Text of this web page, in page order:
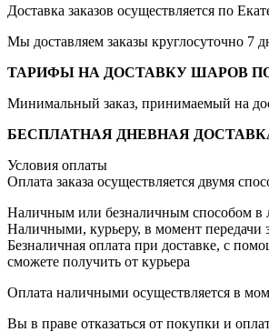
Доставка заказов осуществляется по
Мы доставляем заказы круглосуточно 7
ТАРИФЫ НА ДОСТАВКУ ШАРОВ
Минимальный заказ, принимаемый на
БЕСПЛАТНАЯ ДНЕВНАЯ ДОСТАВКА
Условия оплаты
Оплата заказа осуществляется двумя
Наличным или безналичным способом в
Наличными, курьеру, в момент передачи
Безналичная оплата при доставке, с
сможете получить от курьера
Оплата наличными осуществляется в
Вы в праве отказаться от покупки и